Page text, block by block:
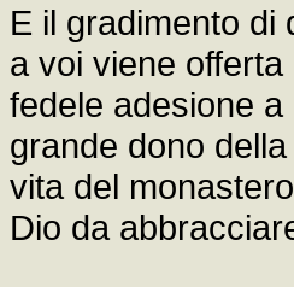
E il gradimento di
a voi viene
fedele adesione
grande dono
vita del
Dio da